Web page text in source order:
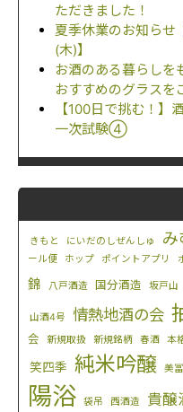
ただきました！
夏季休業のお知らせ
(木)】
お酒のある暮らしを
おすすめのグラスを
【100日で挑む！】
一次試験④
きもと にいだのしぜんしゅ み
ール便
ホップ ポイントアプリ
錦
八戸酒造 国分酒造 坂戸山
山酒4号 情熱地酒の会
会
新規取扱 新規銘柄 春酒 本
笑四季 純米吟醸 美
陽浴
袋吊 西酒造 貴醸